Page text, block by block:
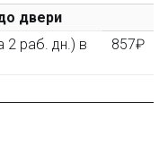
купленного
скидку
(не дороже 10
двери
2 раб. дн.) в
857₽